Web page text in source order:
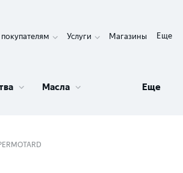
Услуги Магазины Еще
Масла Еще